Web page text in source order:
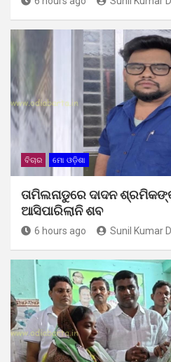
ବିଚାର ମୋ ଓଡ଼ିଶା
ତାମିଲନାଡୁରେ ଦାଦନ
ଆସିପାରିଲାନି ଶବ
6 hours ago Sunil Kumar